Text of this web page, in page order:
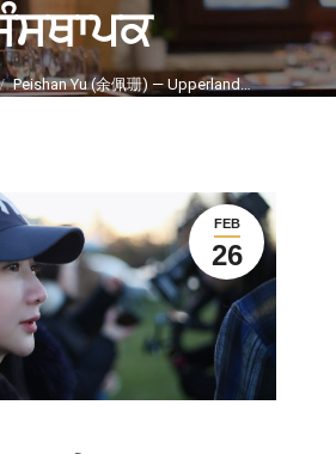
Peishan Yu (余佩珊) — Upperland…
FEB
26